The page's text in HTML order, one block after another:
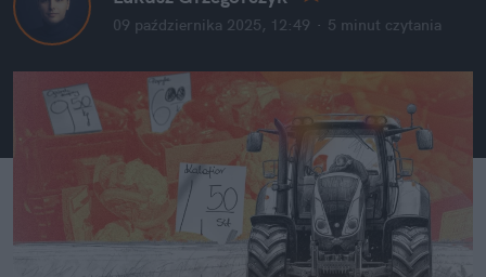
09 października 2025, 12:49 · 5 minut czytania